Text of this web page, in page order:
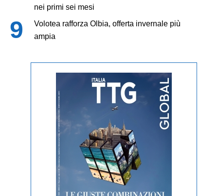
nei primi sei mesi
Volotea rafforza Olbia, offerta invernale più
ampia